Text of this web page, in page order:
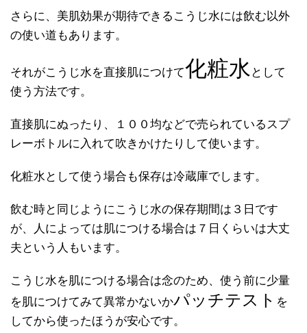
さらに、美肌効果が期待できるこうじ水には飲む以外
の使い道もあります。
それがこうじ水を直接肌につけて化粧水 として
使う方法です。
直接肌にぬったり、１００均などで売られているスプ
レーボトルに入れて吹きかけたりして使います。
化粧水として使う場合も保存は冷蔵庫でします。
飲む時と同じようにこうじ水の保存期間は３日です
が、人によっては肌につける場合は７日くらいは大丈
夫という人もいます。
こうじ水を肌につける場合は念のため、使う前に少量
を肌につけてみて異常かないかパッチテスト を
してから使ったほうが安心です。